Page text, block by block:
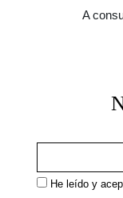
A
He leído y